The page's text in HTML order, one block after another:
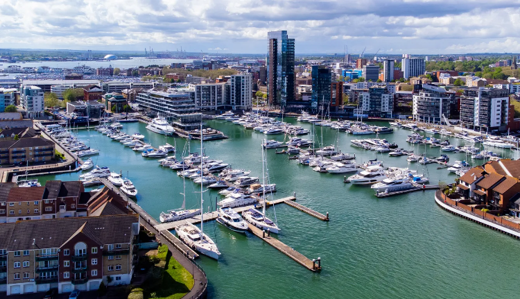
Nur notwendige Cookies
Unvergleichlich lecker
Mit dem Klick auf „geht klar” ermöglichen Sie uns Ihnen über Cookies ein verbessertes Nutzungserlebnis zu
personalisierte Werbung und passende Angebote anzeigen. Über „anpassen” können Sie Ihre persönlichen
Cookies” werden lediglich technisch notwendige Cookies gespeichert.
Anpassen Geht klar
Datenschutzerklärung
Cookierichtlinie Impressum
« zurück
Ihre Cookie-Präferenzen verwalten
Wählen Sie, welche Cookies Sie auf check24.de akzeptieren.
Die Cookierichtlinie finden Sie
Notwendig